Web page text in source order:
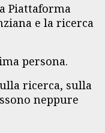
Piattaforma
e la ricerca
persona.
ricerca, sulla
neppure